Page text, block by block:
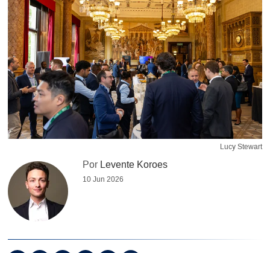
Lucy Stewart
Por Levente Koroes
10 Jun 2026